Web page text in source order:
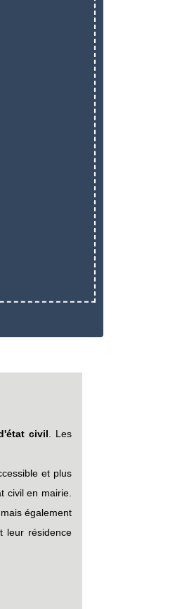
civil . Les
et plus
civil en mairie.
également
leur résidence